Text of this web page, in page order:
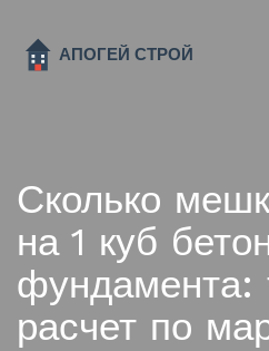
Сколько
на 1 куб
фундамента:
расчет по